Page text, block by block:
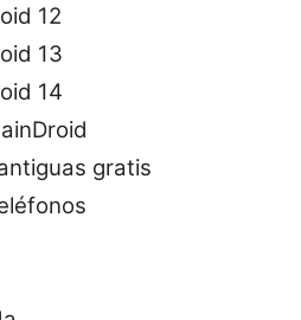
12
13
14
gratis